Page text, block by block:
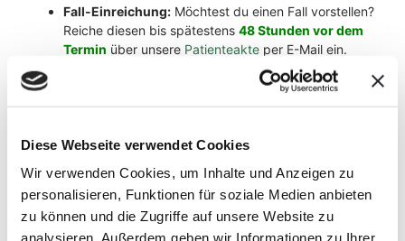
Diese Webseite verwendet Cookies
Wir verwenden Cookies, um Inhalte und Anzeigen zu
personalisieren, Funktionen für soziale Medien anbieten
zu können und die Zugriffe auf unsere Website zu
analysieren. Außerdem geben wir Informationen zu Ihrer
Fall-Einreichung: Möchtest du einen Fall vorstellen?
Reiche diesen bis spätestens 48 Stunden vor dem
Termin über unsere Patienteakte per E-Mail ein.
Später eingereichte Fälle werden nicht berücksichtigt.
Du bist zum ersten Mal dabei und möchtest einen Fall
vorstellen?Schick uns bitte eine E-Mail an
Übersicht der benötigten Unterlagen und eine
Hinweis:Pro Termin werdenmaximal 6 Fälle
besprochen. Die Vergabe der Plätze erfolgt nach
Reihenfolge in der die Fälle (vollständig!) eingereicht